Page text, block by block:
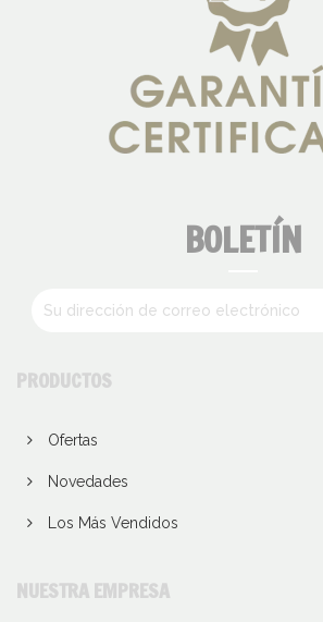
BOLETÍN
PRODUCTOS
Ofertas
Novedades
Los Más Vendidos
NUESTRA EMPRESA